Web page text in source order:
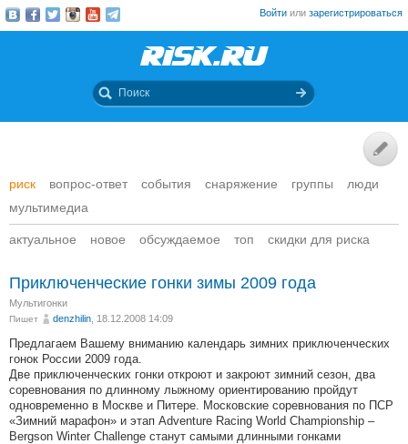
Войти или зарегистрироваться
риск вопрос-ответ события снаряжение группы
люди
мультимедиа
актуальное новое обсуждаемое топ скидки для риска
Приключенческие гонки зимы 2009 года
Мультигонки
Пишет denzhilin , 18.12.2008 14:09
Предлагаем Вашему вниманию календарь зимних приключенческих
гонок России 2009 года.
Две приключенческих гонки откроют и закроют зимний сезон, два
соревнования по длинному лыжному ориентированию пройдут
одновременно в Москве и Питере. Московские соревнования по ПСР
«Зимний марафон» и этап Adventure Racing World Championship –
Bergson Winter Challenge станут самыми длинными гонками